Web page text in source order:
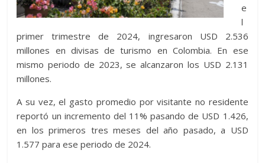
e
l
primer trimestre de 2024, ingresaron USD 2.536
millones en divisas de turismo en Colombia. En ese
mismo periodo de 2023, se alcanzaron los USD 2.131
millones.
A su vez, el gasto promedio por visitante no residente
reportó un incremento del 11% pasando de USD 1.426,
en los primeros tres meses del año pasado, a USD
1.577 para ese periodo de 2024.